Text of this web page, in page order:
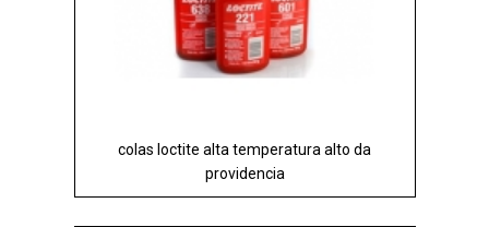
colas loctite alta temperatura alto da
providencia